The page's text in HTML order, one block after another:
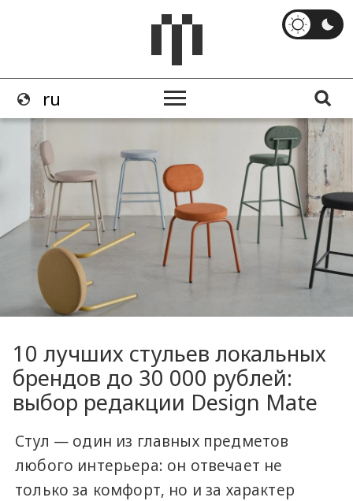
10 лучших стульев локальных
брендов до 30 000 рублей:
выбор редакции Design Mate
Стул — один из главных предметов
любого интерьера: он отвечает не
только за комфорт, но и за характер